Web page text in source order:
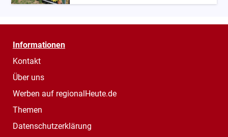
Informationen
Kontakt
Über uns
Werben auf regionalHeute.de
Themen
Datenschutzerklärung